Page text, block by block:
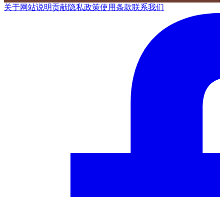
关于网站说明贡献隐私政策使用条款联系我们